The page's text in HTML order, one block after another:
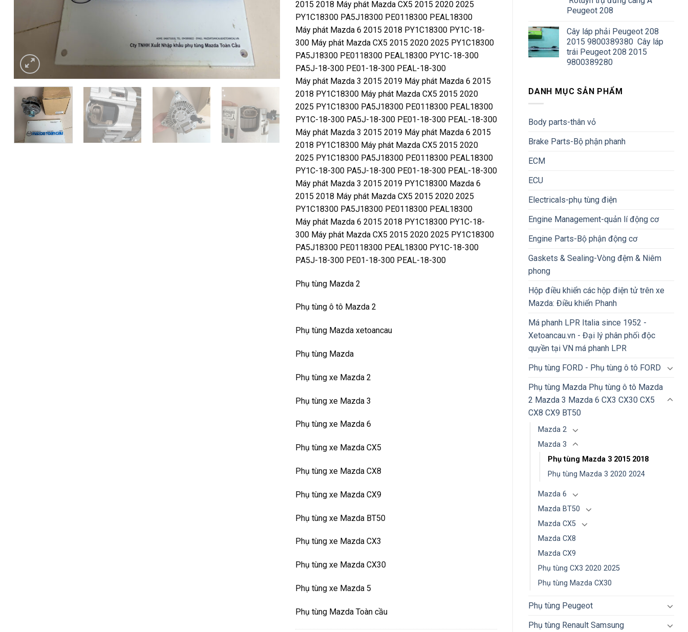
2015 2018 Máy phát Mazda CX5 2015 2020 2025
PY1C18300 PA5J18300 PE0118300 PEAL18300
Máy phát Mazda 6 2015 2018 PY1C18300 PY1C-18-
300 Máy phát Mazda CX5 2015 2020 2025 PY1C18300
PA5J18300 PE0118300 PEAL18300 PY1C-18-300
PA5J-18-300 PE01-18-300 PEAL-18-300
Máy phát Mazda 3 2015 2019 Máy phát Mazda 6 2015
2018 PY1C18300 Máy phát Mazda CX5 2015 2020
2025 PY1C18300 PA5J18300 PE0118300 PEAL18300
PY1C-18-300 PA5J-18-300 PE01-18-300 PEAL-18-300
Máy phát Mazda 3 2015 2019 Máy phát Mazda 6 2015
2018 PY1C18300 Máy phát Mazda CX5 2015 2020
2025 PY1C18300 PA5J18300 PE0118300 PEAL18300
PY1C-18-300 PA5J-18-300 PE01-18-300 PEAL-18-300
Máy phát Mazda 3 2015 2019 PY1C18300 Mazda 6
2015 2018 Máy phát Mazda CX5 2015 2020 2025
PY1C18300 PA5J18300 PE0118300 PEAL18300
Máy phát Mazda 6 2015 2018 PY1C18300 PY1C-18-
300 Máy phát Mazda CX5 2015 2020 2025 PY1C18300
PA5J18300 PE0118300 PEAL18300 PY1C-18-300
PA5J-18-300 PE01-18-300 PEAL-18-300
Phụ tùng Mazda 2
Phụ tùng ô tô Mazda 2
Phụ tùng Mazda xetoancau
Phụ tùng Mazda
Phụ tùng xe Mazda 2
Phụ tùng xe Mazda 3
Phụ tùng xe Mazda 6
Phụ tùng xe Mazda CX5
Phụ tùng xe Mazda CX8
Phụ tùng xe Mazda CX9
Phụ tùng xe Mazda BT50
Phụ tùng xe Mazda CX3
Phụ tùng xe Mazda CX30
Phụ tùng xe Mazda 5
Phụ tùng Mazda Toàn cầu
Peugeot 208
Cây láp phải Peugeot 208
2015 9800389380 Cây láp
trái Peugeot 208 2015
9800389280
DANH MỤC SẢN PHẨM
Body parts-thân vỏ
Brake Parts-Bộ phận phanh
ECM
ECU
Electricals-phụ tùng điện
Engine Management-quản lí động cơ
Engine Parts-Bộ phận động cơ
Gaskets & Sealing-Vòng đệm & Niêm
phong
Hộp điều khiển các hộp điện tử trên xe
Mazda: Điều khiển Phanh
Má phanh LPR Italia since 1952 -
Xetoancau.vn - Đại lý phân phối độc
quyền tại VN má phanh LPR
Phụ tùng FORD - Phụ tùng ô tô FORD
Phụ tùng Mazda Phụ tùng ô tô Mazda
2 Mazda 3 Mazda 6 CX3 CX30 CX5
CX8 CX9 BT50
Mazda 2
Mazda 3
Phụ tùng Mazda 3 2015 2018
Phụ tùng Mazda 3 2020 2024
Mazda 6
Mazda BT50
Mazda CX5
Mazda CX8
Mazda CX9
Phụ tùng CX3 2020 2025
Phụ tùng Mazda CX30
Phụ tùng Peugeot
Phụ tùng Renault Samsung